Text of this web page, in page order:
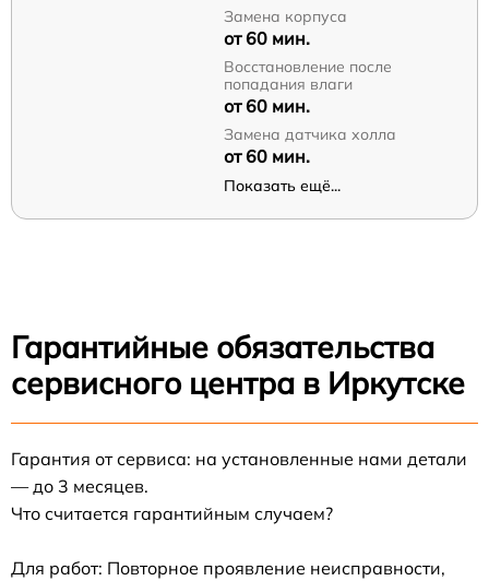
Замена корпуса
от 60 мин.
Восстановление после
попадания влаги
от 60 мин.
Замена датчика холла
от 60 мин.
Показать ещё...
Гарантийные обязательства
сервисного центра в Иркутске
Гарантия от сервиса: на установленные нами детали
— до 3 месяцев.
Что считается гарантийным случаем?
Для работ: Повторное проявление неисправности,